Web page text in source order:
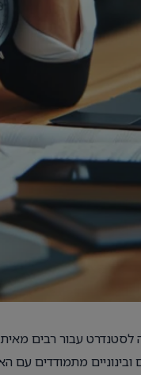
לסטנדרט עבור רבים
מתמודדים עם